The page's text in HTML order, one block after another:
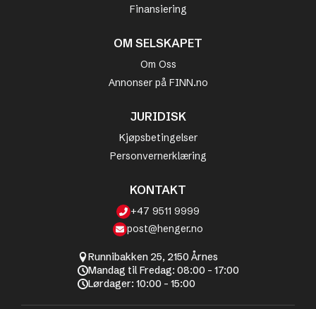
Finansiering
OM SELSKAPET
Om Oss
Annonser på FINN.no
JURIDISK
Kjøpsbetingelser
Personvernerklæring
KONTAKT
+47 9511 9999
post@henger.no
Runnibakken 25, 2150 Årnes
Mandag til Fredag: 08:00 - 17:00
Lørdager: 10:00 - 15:00